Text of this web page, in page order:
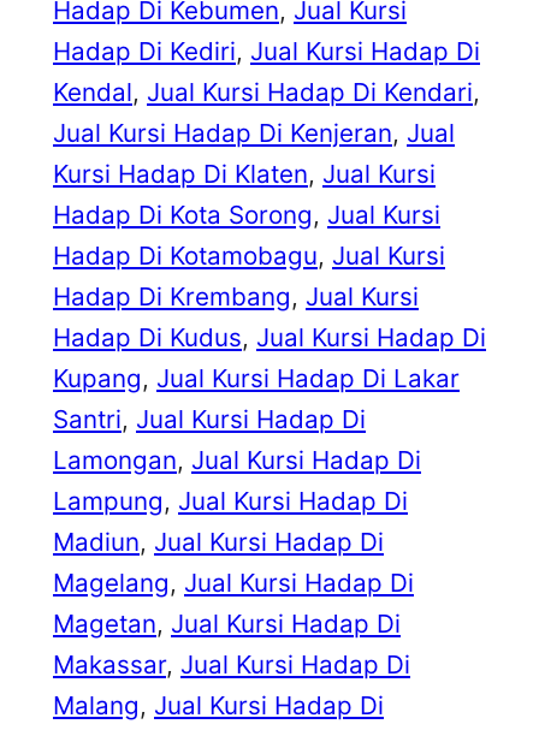
Hadap Di Kebumen, Jual Kursi
Hadap Di Kediri, Jual Kursi Hadap Di
Kendal, Jual Kursi Hadap Di Kendari
Jual Kursi Hadap Di Kenjeran, Jual
Kursi Hadap Di Klaten, Jual Kursi
Hadap Di Kota Sorong, Jual Kursi
Hadap Di Kotamobagu, Jual Kursi
Hadap Di Krembang, Jual Kursi
Hadap Di Kudus, Jual Kursi Hadap Di
Kupang, Jual Kursi Hadap Di Lakar
Santri, Jual Kursi Hadap Di
Lamongan, Jual Kursi Hadap Di
Lampung, Jual Kursi Hadap Di
Madiun, Jual Kursi Hadap Di
Magelang, Jual Kursi Hadap Di
Magetan, Jual Kursi Hadap Di
Makassar, Jual Kursi Hadap Di
Malang, Jual Kursi Hadap Di